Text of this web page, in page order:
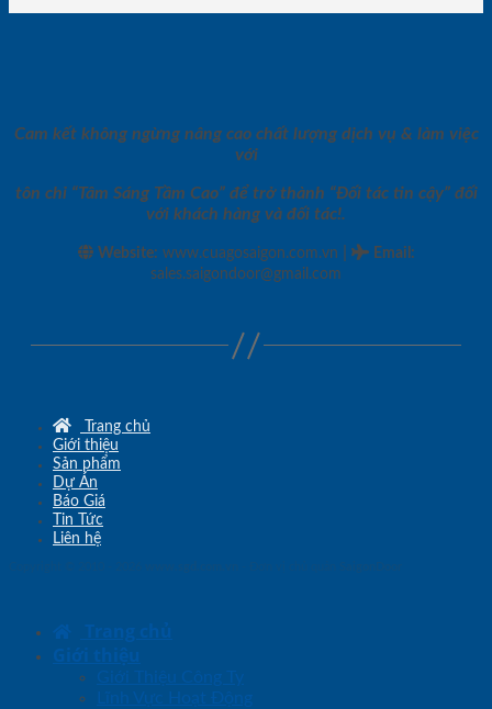
Cam kết không ngừng nâng cao chất lượng dịch vụ & làm việc
với
tôn chỉ “Tâm Sáng Tầm Cao” để trở thành “Đối tác tin cậy” đối
với khách hàng và đối tác!.
Website: www.cuagosaigon.com.vn Email :
sales.saigondoor@gmail.com
Trang chủ
Giới thiệu
Sản phẩm
Dự Án
Báo Giá
Tin Tức
Liên hệ
Trang chủ
Giới thiệu
Giới Thiệu Công Ty
Lĩnh Vực Hoạt Động